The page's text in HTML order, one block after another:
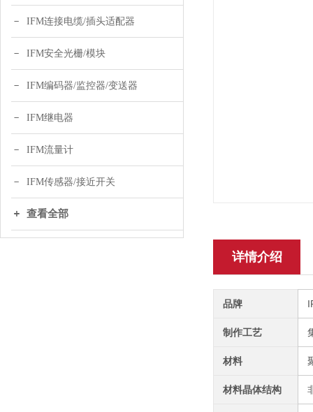
IFM连接电缆/插头适配器
IFM安全光栅/模块
IFM编码器/监控器/变送器
IFM继电器
IFM流量计
IFM传感器/接近开关
查看全部
详情介绍
品牌
制作工艺
材料
材料晶体结构